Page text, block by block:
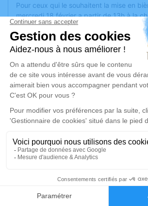
Faire-part
Pour ceux qui le souhaitent la mise en
mercredi 18 février a partir de 13h à la
Phocéen 29 bd de l'océan 13009
Nous vous invitons à utiliser cet espace
condoléances, partager des photos
anecdote ou exprimer vos pensées à
ou des textes. Cet endroit est un lieu
honorer la mémoire de Maurice RAMPAL.
ici
Je
mercredi 18 février 2026 à
Église Mazargues de Marseille